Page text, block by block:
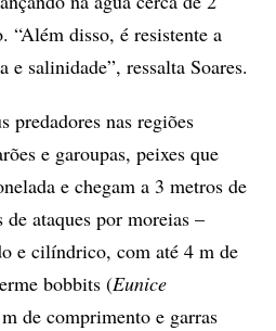
“Além disso, é resistente a
e salinidade”, ressalta Soares.
predadores nas regiões
e garoupas, peixes que
e chegam a 3 metros de
ataques por moreias –
e cilíndrico, com até 4 m de
bobbits (Eunice
de comprimento e garras